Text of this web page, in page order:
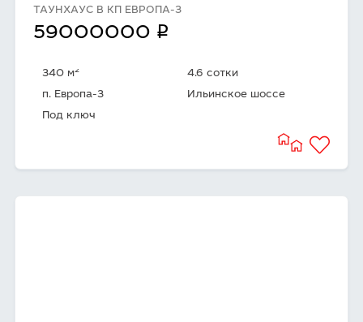
ТАУНХАУС В КП ЕВРОПА-3
59000000 q
340 м2
4.6 сотки
п. Европа-3
Ильинское шоссе
Под ключ